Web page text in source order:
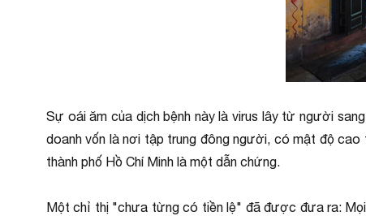
Sự oái ăm của dịch bệnh này là virus lây từ người
doanh vốn là nơi tập trung đông người, có mật độ
thành phố Hồ Chí Minh là một dẫn chứng.
Một chỉ thị "chưa từng có tiền lệ" đã được đưa ra: